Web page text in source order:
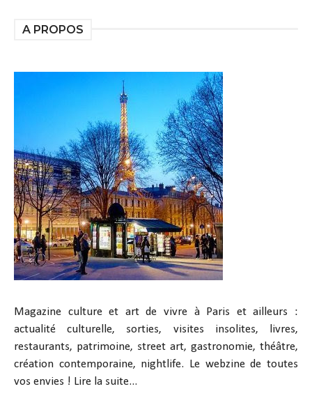
A PROPOS
Magazine culture et art de vivre à Paris et ailleurs :
actualité culturelle, sorties, visites insolites, livres,
restaurants, patrimoine, street art, gastronomie, théâtre,
création contemporaine, nightlife. Le webzine de toutes
vos envies ! Lire la suite...